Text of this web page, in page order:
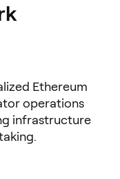
Ethereum
operations
infrastructure